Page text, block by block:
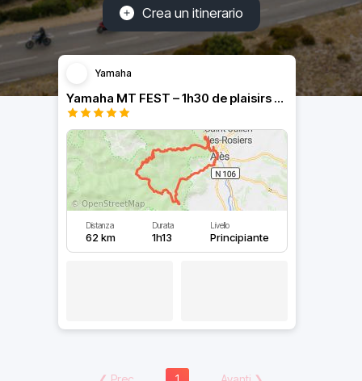
Crea un itinerario
Yamaha
Yamaha MT FEST – 1h30 de plaisirs cévenols avec pause-café
Distanza
62 km
Durata
1h13
Livello
Principiante